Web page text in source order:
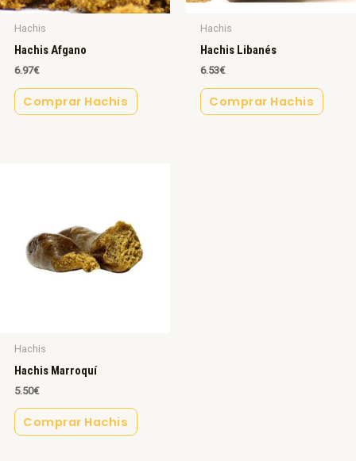
Hachis
Hachis Afgano
6.97€
Comprar Hachis
Hachis
Hachis Libanés
6.53€
Comprar Hachis
Hachis
Hachis Marroquí
5.50€
Comprar Hachis